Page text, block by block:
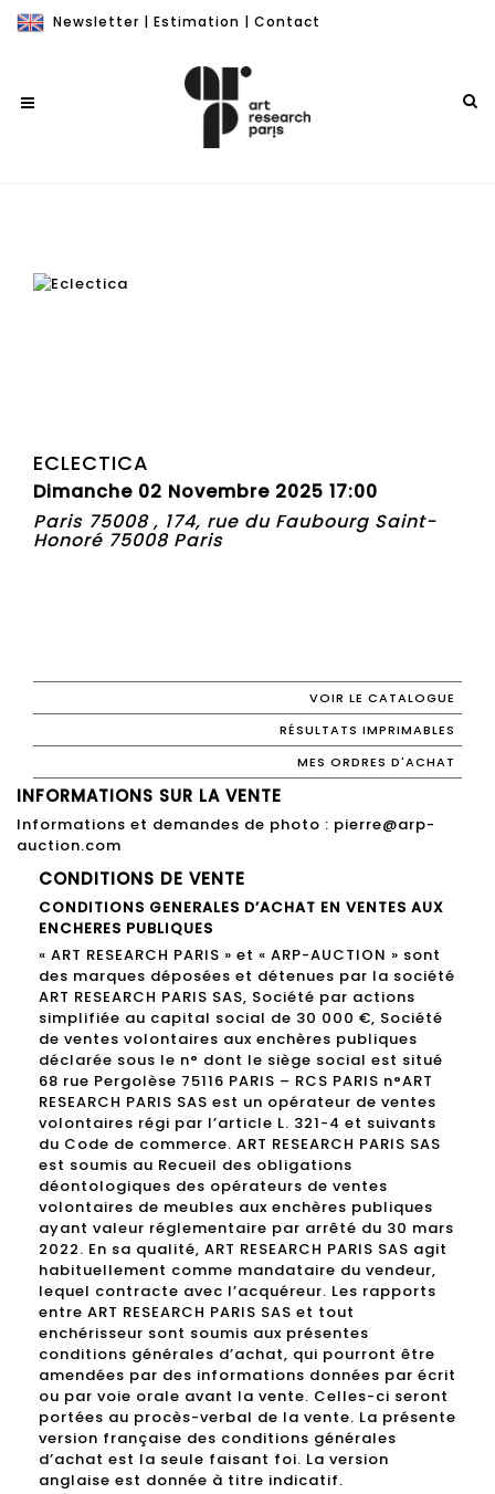
Newsletter | Estimation | Contact
ECLECTICA
Dimanche 02 Novembre 2025 17:00
Paris 75008 , 174, rue du Faubourg Saint-
Honoré 75008 Paris
VOIR LE CATALOGUE
RÉSULTATS IMPRIMABLES
MES ORDRES D'ACHAT
INFORMATIONS SUR LA VENTE
Informations et demandes de photo : pierre@arp-
auction.com
CONDITIONS DE VENTE
CONDITIONS GENERALES D’ACHAT EN VENTES AUX
ENCHERES PUBLIQUES
« ART RESEARCH PARIS » et « ARP-AUCTION » sont
des marques déposées et détenues par la société
ART RESEARCH PARIS SAS, Société par actions
simplifiée au capital social de 30 000 €, Société
de ventes volontaires aux enchères publiques
déclarée sous le n° dont le siège social est situé
68 rue Pergolèse 75116 PARIS – RCS PARIS n°ART
RESEARCH PARIS SAS est un opérateur de ventes
volontaires régi par l’article L. 321-4 et suivants
du Code de commerce. ART RESEARCH PARIS SAS
est soumis au Recueil des obligations
déontologiques des opérateurs de ventes
volontaires de meubles aux enchères publiques
ayant valeur réglementaire par arrêté du 30 mars
2022. En sa qualité, ART RESEARCH PARIS SAS agit
habituellement comme mandataire du vendeur,
lequel contracte avec l’acquéreur. Les rapports
entre ART RESEARCH PARIS SAS et tout
enchérisseur sont soumis aux présentes
conditions générales d’achat, qui pourront être
amendées par des informations données par écrit
ou par voie orale avant la vente. Celles-ci seront
portées au procès-verbal de la vente. La présente
version française des conditions générales
d’achat est la seule faisant foi. La version
anglaise est donnée à titre indicatif.